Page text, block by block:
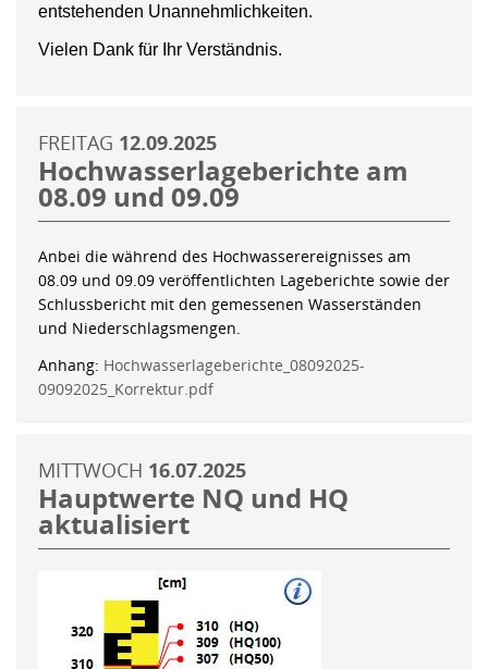
entstehenden Unannehmlichkeiten.
Vielen Dank für Ihr Verständnis.
FREITAG 12.09.2025
Hochwasserlageberichte am
08.09 und 09.09
Anbei die während des Hochwasserereignisses am
08.09 und 09.09 veröffentlichten Lageberichte sowie der
Schlussbericht mit den gemessenen Wasserständen
und Niederschlagsmengen.
Anhang: Hochwasserlageberichte_08092025-
09092025_Korrektur.pdf
MITTWOCH 16.07.2025
Hauptwerte NQ und HQ
aktualisiert